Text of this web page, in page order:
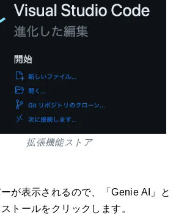
拡張機能ストア
が表示されるので、「Genie AI」と
トールをクリックします。